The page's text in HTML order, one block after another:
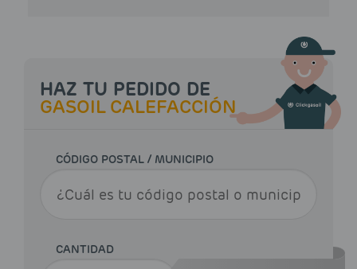
HAZ TU PEDIDO DE
GASOIL CALEFACCIÓN
CÓDIGO POSTAL / MUNICIPIO
CANTIDAD